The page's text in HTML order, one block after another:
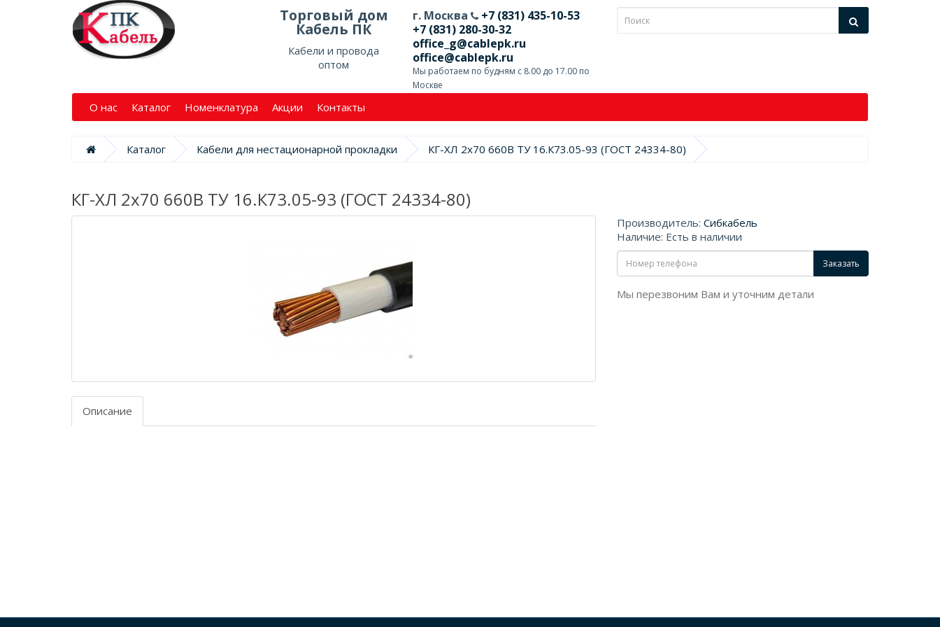
Торговый дом
Кабель ПК
Кабели и провода
оптом
г. Москва
+7 (831) 435-10-53
+7 (831) 280-30-32
office_g@cablepk.ru
office@cablepk.ru
Мы работаем по будням с 8.00 до 17.00 по
Москве
О нас Каталог Номенклатура Акции Контакты
Каталог Кабели для нестационарной прокладки КГ-ХЛ 2х70 660В ТУ 16.К73.05-93 (ГОСТ 24334-80)
КГ-ХЛ 2х70 660В ТУ 16.К73.05-93 (ГОСТ 24334-80)
Описание
Производитель: Сибкабель
Наличие: Есть в наличии
Заказать
Мы перезвоним Вам и уточним детали